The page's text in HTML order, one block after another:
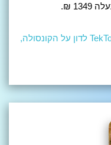
הצטרפו אלינו לקבוצה הרשמית של TekTok לדון על הקונסולה,